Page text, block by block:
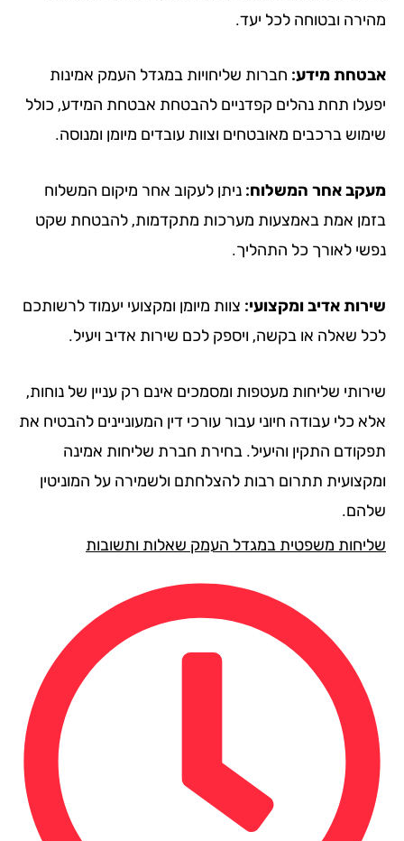
ובטוחה לכל יעד.
מידע:חברות שליחויות במגדל העמק אמינות
תחת נהלים קפדניים להבטחת אבטחת המידע, כולל
ברכבים מאובטחים וצוות עובדים מיומן ומנוסה.
אחר המשלוח:ניתן לעקוב אחר מיקום המשלוח
אמת באמצעות מערכות מתקדמות, להבטחת שקט
לאורך כל התהליך.
אדיב ומקצועי:צוות מיומן ומקצועי יעמוד לרשותכם
שאלה או בקשה, ויספק לכם שירות אדיב ויעיל.
שליחות מעטפות ומסמכים אינם רק עניין של נוחות,
כלי עבודה חיוני עבור עורכי דין המעוניינים להבטיח את
התקין והיעיל. בחירת חברת שליחות אמינה
תתרום רבות להצלחתם ולשמירה על המוניטין
משפטית במגדל העמק שאלות ותשובות